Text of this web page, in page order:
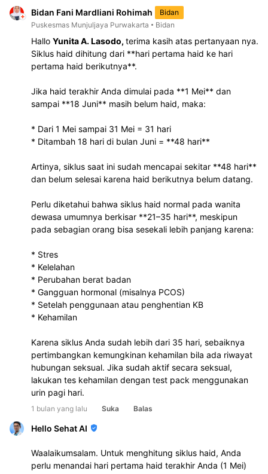
Bidan Fani Mardliani Rohimah
Bidan
Puskesmas Munjuljaya Purwakarta
Bidan
Hallo Yunita A. Lasodo, terima kasih atas pertanyaan nya.
Siklus haid dihitung dari **hari pertama haid ke hari
pertama haid berikutnya**.
Jika haid terakhir Anda dimulai pada **1 Mei** dan
sampai **18 Juni** masih belum haid, maka:
* Dari 1 Mei sampai 31 Mei = 31 hari
* Ditambah 18 hari di bulan Juni = **48 hari**
Artinya, siklus saat ini sudah mencapai sekitar **48 hari**
dan belum selesai karena haid berikutnya belum datang.
Perlu diketahui bahwa siklus haid normal pada wanita
dewasa umumnya berkisar **21–35 hari**, meskipun
pada sebagian orang bisa sesekali lebih panjang karena:
* Stres
* Kelelahan
* Perubahan berat badan
* Gangguan hormonal (misalnya PCOS)
* Setelah penggunaan atau penghentian KB
* Kehamilan
Karena siklus Anda sudah lebih dari 35 hari, sebaiknya
pertimbangkan kemungkinan kehamilan bila ada riwayat
hubungan seksual. Jika sudah aktif secara seksual,
lakukan tes kehamilan dengan test pack menggunakan
urin pagi hari.
1 bulan yang lalu Suka Balas
Hello Sehat AI
Waalaikumsalam. Untuk menghitung siklus haid, Anda
perlu menandai hari pertama haid terakhir Anda (1 Mei)